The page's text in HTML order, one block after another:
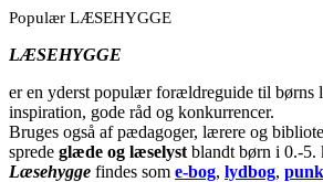
Populær LÆSEHYGGE
LÆSEHYGGE
er en yderst populær forældreguide til
inspiration, gode råd og konkurrencer.
Bruges også af pædagoger, lærere og
sprede glæde og læselyst blandt børn i 0.-5.
Læsehygge findes som e-bog, lydbog,